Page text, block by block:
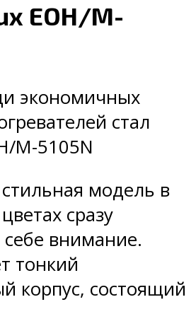
EOH/M-
экономичных
стал
M-5105N
модель в
сразу
себе внимание.
тонкий
корпус, состоящий